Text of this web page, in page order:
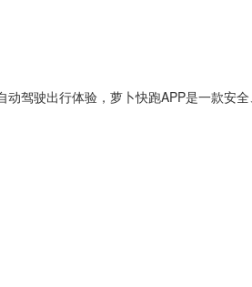
驾驶出行体验，萝卜快跑APP是一款安